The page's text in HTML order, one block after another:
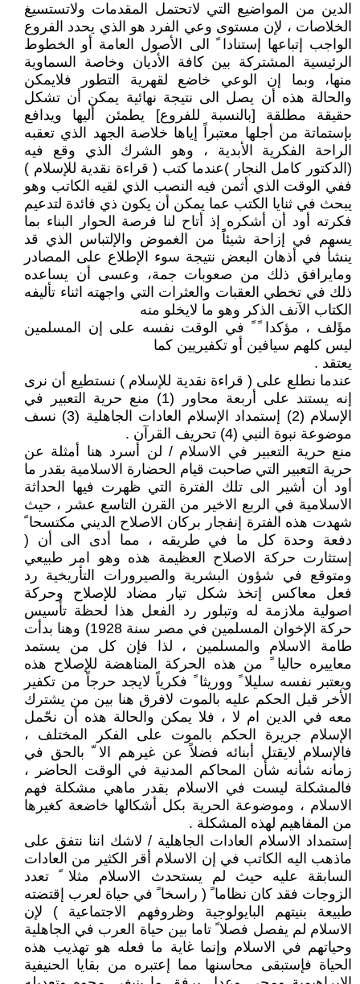
الدين من المواضيع التي لاتحتمل المقدمات ولاتستسيغ
الخلاصات ، لإن مستوى وعي الفرد هو الذي يحدد الفروع
الواجب إتباعها إستنادا ً الى الأصول العامة أو الخطوط
الرئيسية المشتركة بين كافة الأديان وخاصة السماوية
منها، وبما إن الوعي خاضع لقهرية التطور فلايمكن
والحالة هذه أن يصل الى نتيجة نهائية يمكن أن تشكل
حقيقة مطلقة [بالنسبة للفروع] يطمئن أليها ويدافع
بإستماتة من أجلها معتبراً إياها خلاصة الجهد الذي تعقبه
الراحة الفكرية الأبدية ، وهو الشرك الذي وقع فيه
(الدكتور كامل النجار )عندما كتب ( قراءة نقدية للإسلام )
ففي الوقت الذي أثمن فيه النصب الذي لقيه الكاتب وهو
يبحث في ثنايا الكتب عما يمكن أن يكون ذي فائدة لتدعيم
فكرته أود أن أشكره إذ أتاح لنا فرصة الحوار البناء بما
يسهم في إزاحة شيئاًً من الغموض والإلتباس الذي قد
ينشأ في أذهان البعض نتيجة سوء الإطلاع على المصادر
ومايرافق ذلك من صعوبات جمة، وعسى أن يساعده
ذلك في تخطي العقبات والعثرات التي واجهته اثناء تأليفه
الكتاب الآنف الذكر وهو ما لايخلو منه
مؤَلف ، مؤكدا ً ً في الوقت نفسه على إن المسلمين
ليس كلهم سيافين أو تكفيريين كما
يعتقد .
عندما نطلع على ( قراءة نقدية للإسلام ) نستطيع أن نرى
إنه يستند على أربعة محاور (1) منع حرية التعبير في
الإسلام (2) إستمداد الإسلام العادات الجاهلية (3) نسف
موضوعة نبوة النبي (4) تحريف القرآن .
منع حرية التعبير في الاسلام / لن أسرد هنا أمثلة عن
حرية التعبير التي صاحبت قيام الحضارة الاسلامية بقدر ما
أود أن أشير الى تلك الفترة التي ظهرت فيها الحداثة
الاسلامية في الربع الاخير من القرن التاسع عشر ، حيث
شهدت هذه الفترة إنفجار بركان الاصلاح الديني مكتسحا ً
دفعة وحدة كل ما في طريقه ، مما أدى الى أن (
إستثارت حركة الاصلاح العظيمة هذه وهو امر طبيعي
ومتوقع في شؤون البشرية والصيرورات التأريخية رد
فعل معاكس إتخذ شكل تيار مضاد للإصلاح وحركة
اصولية ملازمة له وتبلور رد الفعل هذا لحظة تأسيس
حركة الإخوان المسلمين في مصر سنة 1928) وهنا بدأت
طامة الاسلام والمسلمين ، لذا فإن كل من يستمد
معاييره حاليا ً من هذه الحركة المناهضة للإصلاح هذه
ويعتبر نفسه سليلا ً ووريثا ً فكرياً لايجد حرجاً من تكفير
الأخر قبل الحكم عليه بالموت لافرق هنا بين من يشترك
معه في الدين ام لا ، فلا يمكن والحالة هذه أن نحّمل
الإسلام جريرة الحكم بالموت على الفكر المختلف ،
فالإسلام لايقتل أبنائه فضلاً عن غيرهم الا ّ بالحق في
زمانه شأنه شأن المحاكم المدنية في الوقت الحاضر ،
فالمشكلة ليست في الاسلام بقدر ماهي مشكلة فهم
الاسلام ، وموضوعة الحرية بكل أشكالها خاضعة كغيرها
من المفاهيم لهذه المشكلة .
إستمداد الاسلام العادات الجاهلية / لاشك اننا نتفق على
ماذهب اليه الكاتب في إن الاسلام أقر الكثير من العادات
السابقة عليه حيث لم يستحدث الاسلام مثلا ً تعدد
الزوجات فقد كان نظاما ً ( راسخا ً في حياة لعرب إقتضته
طبيعة بنيتهم البايولوجية وظروفهم الاجتماعية ) لإن
الاسلام لم يفصل فصلا ً تاما بين حياة العرب في الجاهلية
وحياتهم في الاسلام وإنما غاية ما فعله هو تهذيب هذه
الحياة فإستبقى محاسنها مما إعتبره من بقايا الحنيفية